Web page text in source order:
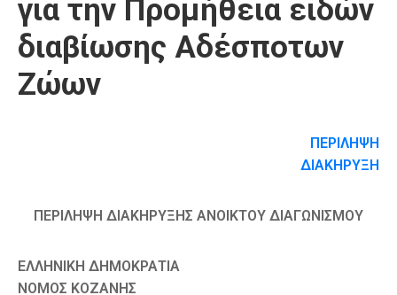
για την Προμήθεια ειδών
διαβίωσης Αδέσποτων
Ζώων
ΠΕΡΙΛΗΨΗ
ΔΙΑΚΗΡΥΞΗ
ΠΕΡΙΛΗΨΗ ΔΙΑΚΗΡΥΞΗΣ ΑΝΟΙΚΤΟΥ ΔΙΑΓΩΝΙΣΜΟΥ
ΕΛΛΗΝΙΚΗ ΔΗΜΟΚΡΑΤΙΑ
ΝΟΜΟΣ ΚΟΖΑΝΗΣ